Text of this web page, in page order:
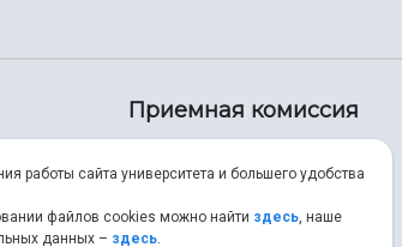
Приемная комиссия
8 (846) 267-48-67
работы сайта университета и большего удобства
файлов cookies можно найти здесь, наше
данных – здесь.